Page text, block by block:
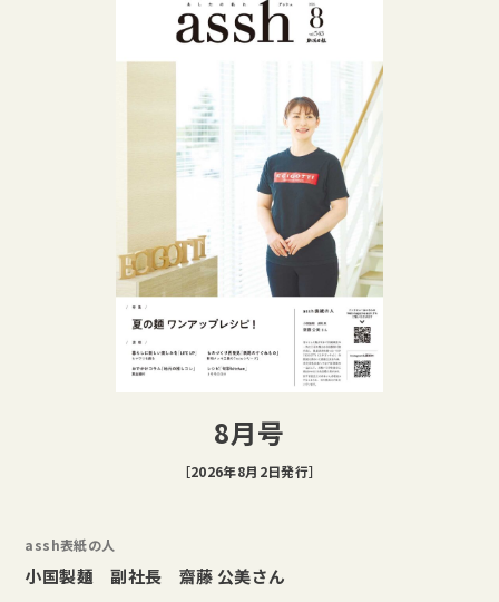
8月号
［2026年8月2日発行］
assh表紙の人
小国製麺 副社長 齋藤 公美さん